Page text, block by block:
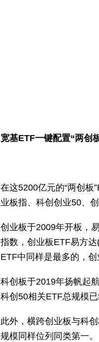
宽基ETF一键配置“两创
在这5200亿元的“两创板
业板指、科创创业50、
创业板于2009年开板，
指数，创业板ETF易方
ETF中同样是最多的，
科创板于2019年扬帆起
科创50相关ETF总规模
此外，横跨创业板与科
规模同样位列同类第一。